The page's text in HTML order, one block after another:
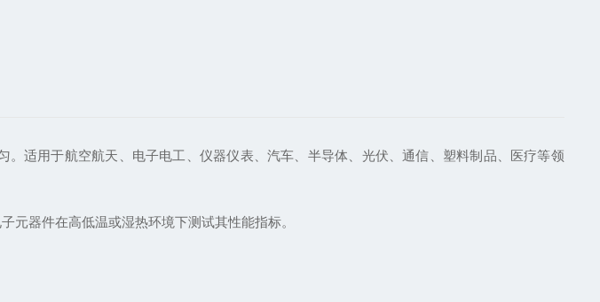
适用于航空航天、电子电工、仪器仪表、汽车、半导体、光伏、通信、塑料制品、医疗等领
元器件在高低温或湿热环境下测试其性能指标。